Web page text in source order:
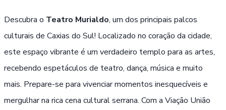
Descubra o Teatro Murialdo, um dos principais palcos
culturais de Caxias do Sul! Localizado no coração da cidade,
este espaço vibrante é um verdadeiro templo para as artes,
recebendo espetáculos de teatro, dança, música e muito
mais. Prepare-se para vivenciar momentos inesquecíveis e
mergulhar na rica cena cultural serrana. Com a Viação União